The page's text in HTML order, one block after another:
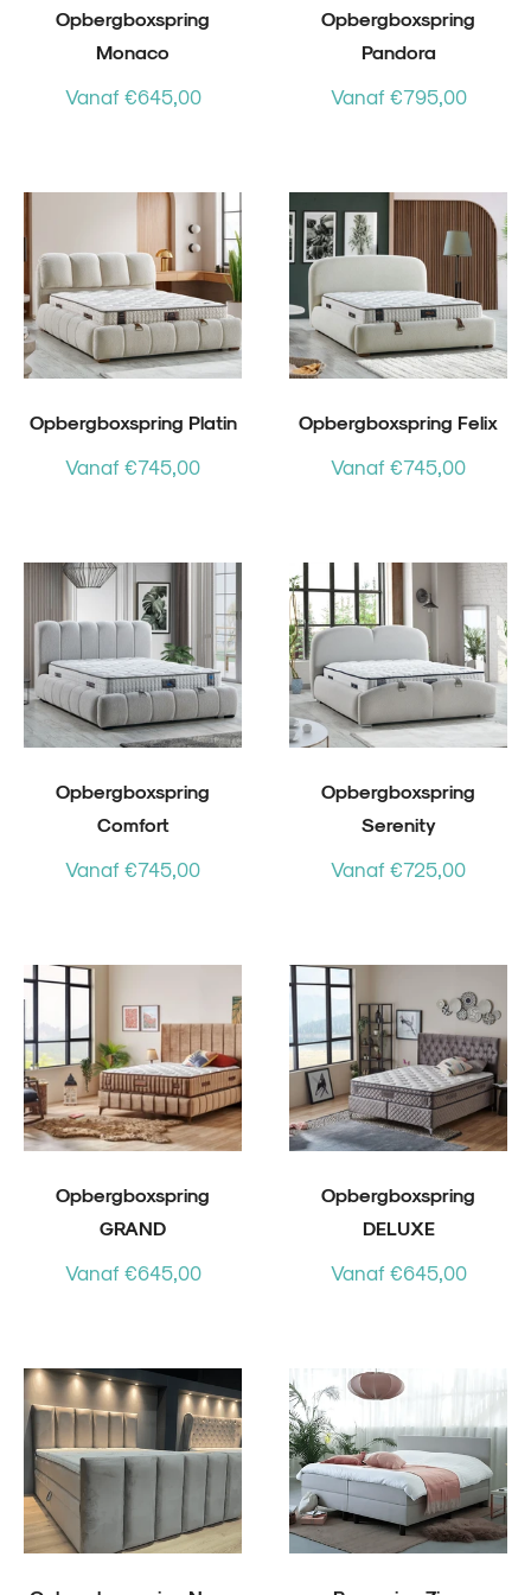
Opbergboxspring
Monaco
Vanaf €645,00
Opbergboxspring
Pandora
Vanaf €795,00
Opbergboxspring Platin
Vanaf €745,00
Opbergboxspring Felix
Vanaf €745,00
Opbergboxspring
Comfort
Vanaf €745,00
Opbergboxspring
Serenity
Vanaf €725,00
Opbergboxspring
GRAND
Vanaf €645,00
Opbergboxspring
DELUXE
Vanaf €645,00